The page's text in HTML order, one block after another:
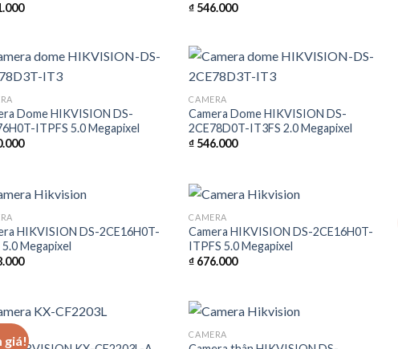
₫ 546.000
Dome HIKVISION DS-
ITPFS 5.0 Megapixel
CAMERA
Camera Dome HIKVISION DS-
2CE78D0T-IT3FS 2.0 Megapixel
₫ 546.000
HIKVISION DS-2CE16H0T-
5.0 Megapixel
CAMERA
Camera HIKVISION DS-2CE16H0T-
ITPFS 5.0 Megapixel
₫ 676.000
giá! CAMERA